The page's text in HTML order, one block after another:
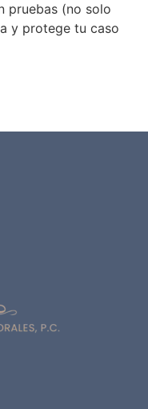
pruebas (no solo
y protege tu caso